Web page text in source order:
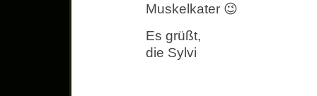
Muskelkater 😉
Es grüßt,
die Sylvi